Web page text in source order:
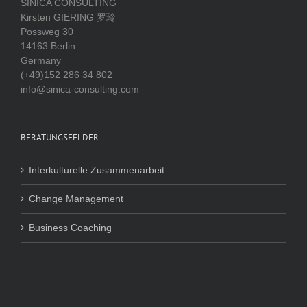
SINICA CONSULTING
Kirsten GIERING 罗玲
Possweg 30
14163 Berlin
Germany
(+49)152 286 34 802
info@sinica-consulting.com
BERATUNGSFELDER
Interkulturelle Zusammenarbeit
Change Management
Business Coaching